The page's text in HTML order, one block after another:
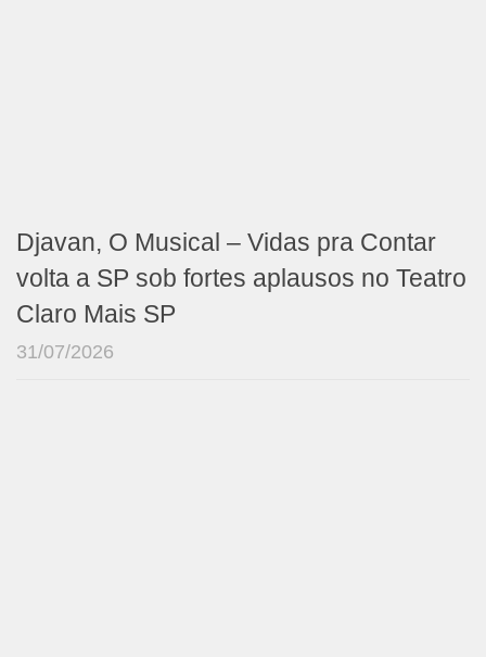
Djavan, O Musical – Vidas pra Contar
volta a SP sob fortes aplausos no Teatro
Claro Mais SP
31/07/2026